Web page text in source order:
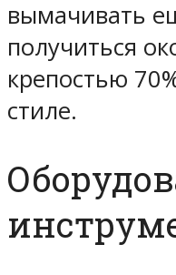
вымачивать
получиться
крепостью
стиле.